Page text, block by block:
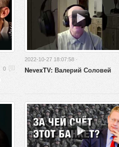
0
2022-10-27 18:07:58 ·
NevexTV: Валерий Соловей